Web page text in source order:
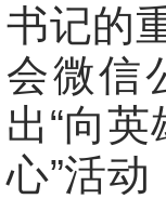
书记的
会微信
出“向
心”活